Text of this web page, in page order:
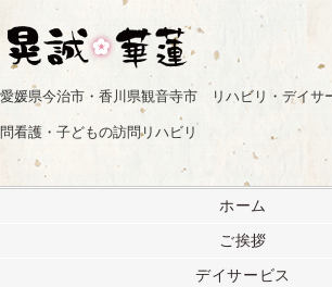
愛媛県今治市・香川県観音寺市 リハビリ・デイサ
問看護・子どもの訪問リハビリ
ホーム
ご挨拶
デイサービス